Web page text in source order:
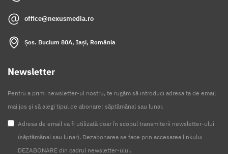
office@nexusmedia.ro
Șos. Bucium 80A, Iași, România
Newsletter
Pentru a primi newsletter-ul nostru, te rugăm să introduci adresa ta de email
mai jos și să alegi tipul de abonare: săptămânal sau lunar.
Adresa de email va fi utilizată doar în scopul transmiterii newsletter-ului
(săptămânal sau lunar). Dezabonarea se face prin accesarea linkului
DEZABONARE din cadrul newsletter-ului.